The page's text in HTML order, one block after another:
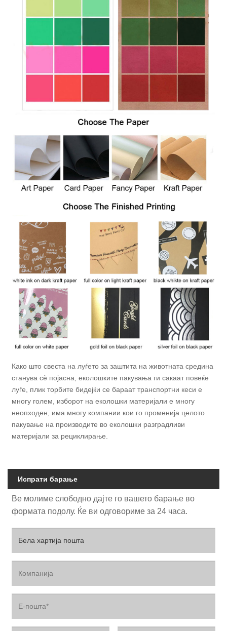
Како што свеста на луѓето за заштита на животната средина
станува сè појасна, еколошките пакувања ги сакаат повеќе
луѓе, плик торбите бидејќи се бараат транспортни кеси е
многу голем, изборот на еколошки материјали е многу
неопходен, има многу компании кои го променија целото
пакување на производите во еколошки разградливи
материјали за рециклирање.
Испрати барање
Ве молиме слободно дајте го вашето барање во
формата подолу. Ќе ви одговориме за 24 часа.